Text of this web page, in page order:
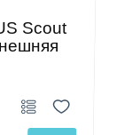
Scout